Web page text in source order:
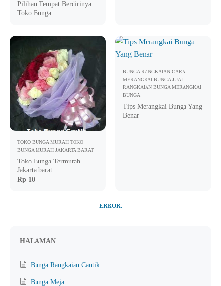
Pilihan Tempat Berdirinya
Toko Bunga
TOKO BUNGA MURAH TOKO
BUNGA MURAH JAKARTA BARAT
Toko Bunga Termurah
Jakarta barat
Rp 10
BUNGA RANGKAIAN CARA
MERANGKAI BUNGA JUAL
RANGKAIAN BUNGA MERANGKAI
BUNGA
Tips Merangkai Bunga Yang
Benar
ERROR.
HALAMAN
Bunga Rangkaian Cantik
Bunga Meja